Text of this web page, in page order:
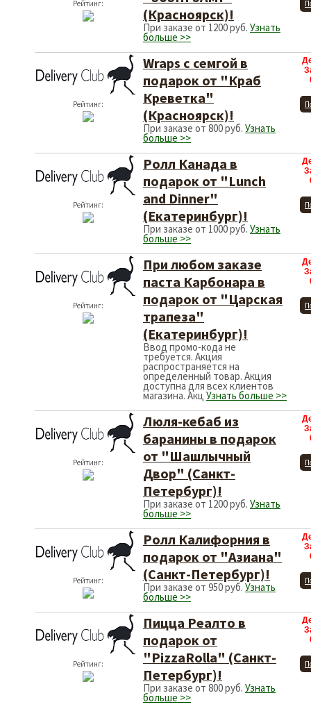
Рейтинг:
(Красноярск)!
При заказе от 1200 руб. Узнать
больше >>
Рейтинг:
Wraps с семгой в
подарок от "Краб
Креветка"
(Красноярск)!
При заказе от 800 руб. Узнать
больше >>
Рейтинг:
Ролл Канада в
подарок от "Lunch
and Dinner"
(Екатеринбург)!
При заказе от 1000 руб. Узнать
больше >>
Рейтинг:
При любом заказе
паста Карбонара в
подарок от "Царская
трапеза"
(Екатеринбург)!
Ввод промо-кода не
требуется. Акция
распространяется на
определенный товар. Акция
доступна для всех клиентов
магазина. Акц Узнать больше >>
Рейтинг:
Люля-кебаб из
баранины в подарок
от "Шашлычный
Двор" (Санкт-
Петербург)!
При заказе от 1200 руб. Узнать
больше >>
Рейтинг:
Ролл Калифорния в
подарок от "Азиана"
(Санкт-Петербург)!
При заказе от 950 руб. Узнать
больше >>
Рейтинг:
Пицца Реалто в
подарок от
"PizzaRolla" (Санкт-
Петербург)!
При заказе от 800 руб. Узнать
больше >>